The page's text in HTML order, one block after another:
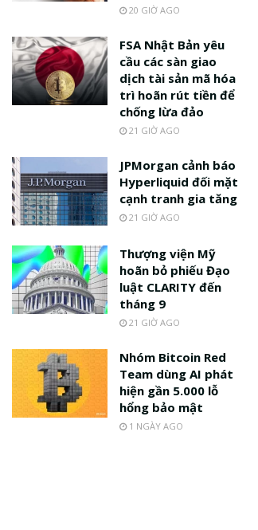
20 GIỜ AGO
FSA Nhật Bản yêu
cầu các sàn giao
dịch tài sản mã hóa
trì hoãn rút tiền để
chống lừa đảo
21 GIỜ AGO
JPMorgan cảnh báo
Hyperliquid đối mặt
cạnh tranh gia tăng
21 GIỜ AGO
Thượng viện Mỹ
hoãn bỏ phiếu Đạo
luật CLARITY đến
tháng 9
21 GIỜ AGO
Nhóm Bitcoin Red
Team dùng AI phát
hiện gần 5.000 lỗ
hổng bảo mật
1 NGÀY AGO